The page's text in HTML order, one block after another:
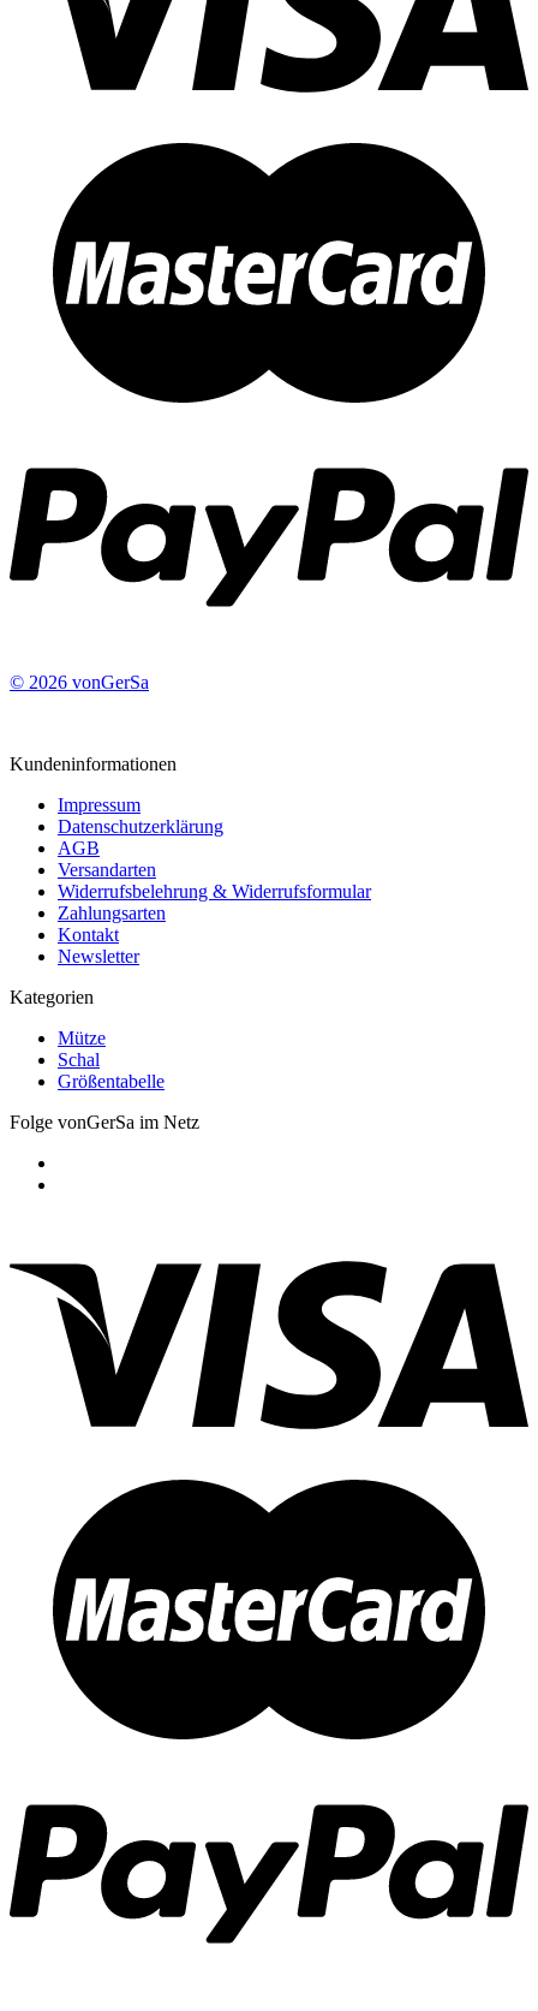
© 2026 vonGerSa
Kundeninformationen
Impressum
Datenschutzerklärung
AGB
Versandarten
Widerrufsbelehrung & Widerrufsformular
Zahlungsarten
Kontakt
Newsletter
Kategorien
Mütze
Schal
Größentabelle
Folge vonGerSa im Netz